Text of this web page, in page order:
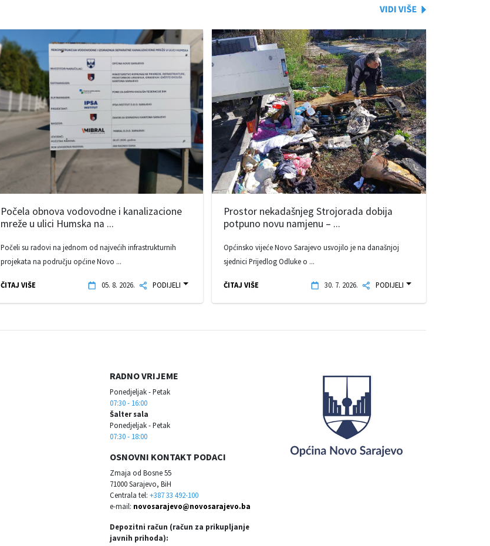
Počela obnova vodovodne i kanalizacione
mreže u ulici Humska na ...
Počeli su radovi na jednom od najvećih infrastrukturnih
projekata na području općine Novo ...
ČITAJ VIŠE 05. 8. 2026. PODIJELI
Prostor nekadašnjeg Strojorada dobija
potpuno novu namjenu – ...
Općinsko vijeće Novo Sarajevo usvojilo je na današnjoj
sjednici Prijedlog Odluke o ...
ČITAJ VIŠE 30. 7. 2026. PODIJELI
RADNO VRIJEME
Ponedjeljak - Petak
07:30 - 16:00
Šalter sala
Ponedjeljak - Petak
07:30 - 18:00
OSNOVNI KONTAKT PODACI
Zmaja od Bosne 55
71000 Sarajevo, BiH
Centrala tel: +387 33 492-100
e-mail: novosarajevo@novosarajevo.ba
Depozitni račun (račun za prikupljanje
javnih prihoda):